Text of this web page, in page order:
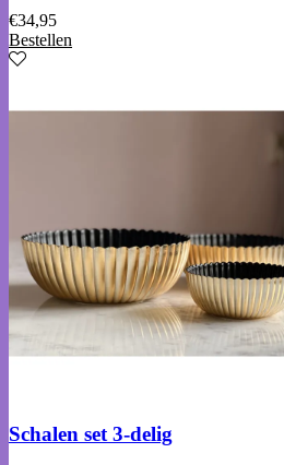
€34,95
Bestellen
Schalen set 3-delig